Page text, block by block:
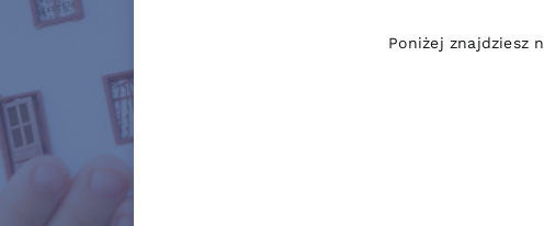
Poniżej znajdziesz